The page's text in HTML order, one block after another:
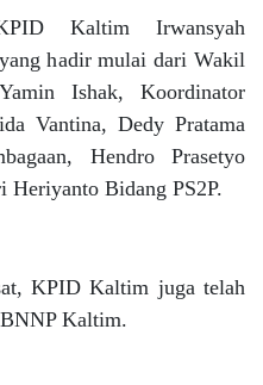
Kaltim Irwansyah
hadir mulai dari Wakil
Ishak, Koordinator
Vantina, Dedy Pratama
Hendro Prasetyo
Heriyanto Bidang PS2P.
KPID Kaltim juga telah
Kaltim.